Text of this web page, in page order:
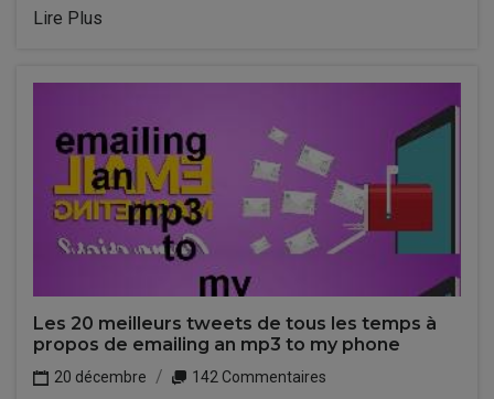
Lire Plus
Les 20 meilleurs tweets de tous les temps à
propos de emailing an mp3 to my phone
20 décembre
142 Commentaires